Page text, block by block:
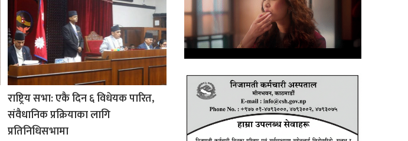
राष्ट्रिय सभा: एकै दिन ६ विधेयक पारित,
संवैधानिक प्रक्रियाका लागि
प्रतिनिधिसभामा